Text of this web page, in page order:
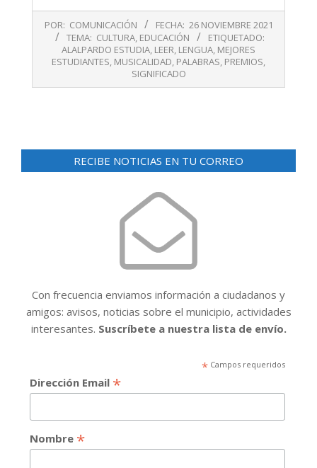
11-
POR: COMUNICACIÓN FECHA: 26 NOVIEMBRE 2021
TEMA: CULTURA, EDUCACIÓN
ETIQUETADO:
ALALPARDO ESTUDIA, LEER, LENGUA, MEJORES
ESTUDIANTES, MUSICALIDAD, PALABRAS, PREMIOS,
SIGNIFICADO
RECIBE NOTICIAS EN TU CORREO
Con frecuencia enviamos información a ciudadanos y
amigos: avisos, noticias sobre el municipio, actividades
interesantes. Suscríbete a nuestra lista de envío.
*Campos requeridos
Dirección Email *
Nombre *